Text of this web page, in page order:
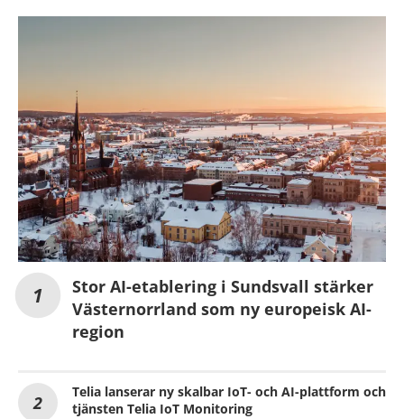
Stor AI-etablering i Sundsvall stärker
Västernorrland som ny europeisk AI-
region
Telia lanserar ny skalbar IoT- och AI-plattform och
tjänsten Telia IoT Monitoring